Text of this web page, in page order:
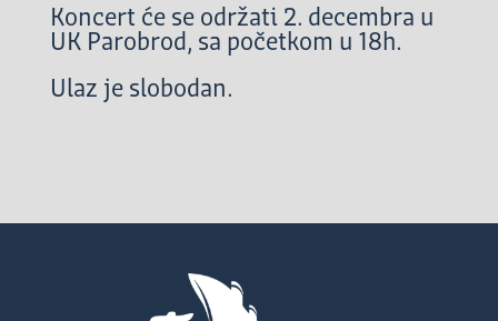
Koncert će se održati 2. decembra u
UK Parobrod, sa početkom u 18h.
Ulaz je slobodan.